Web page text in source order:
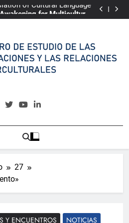
for Multicultural
Narrative of Almería
ePRI4ALL
for Multicultural
Narrative of Almería
ePRI4ALL
Migraciones Y Las Relaciones
27
Y ENCUENTROS NOTICIAS